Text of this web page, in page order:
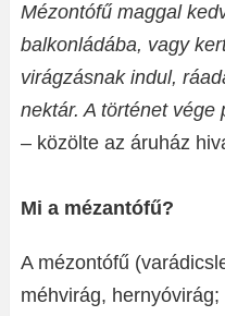
Mézontófű maggal
balkonládába, vagy
virágzásnak indul,
nektár. A történet vége
– közölte az áruház
Mi a mézantófű?
A mézontófű
méhvirág,